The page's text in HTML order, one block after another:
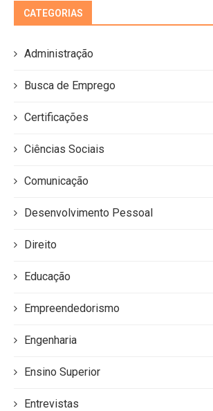
CATEGORIAS
Administração
Busca de Emprego
Certificações
Ciências Sociais
Comunicação
Desenvolvimento Pessoal
Direito
Educação
Empreendedorismo
Engenharia
Ensino Superior
Entrevistas